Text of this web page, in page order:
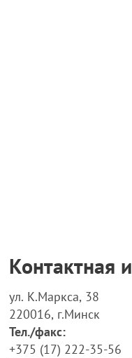
Контактная
ул. К.Маркса, 38
220016, г.Минск
Тел./факс:
+375 (17) 222-35-56